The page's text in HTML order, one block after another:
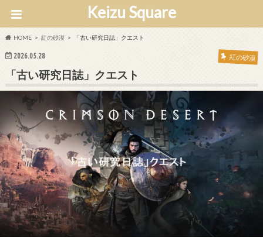
Keizu Square
HOME 紅の砂漠 「古い研究日誌」クエスト
2026.05.28 紅の砂漠
「古い研究日誌」クエスト